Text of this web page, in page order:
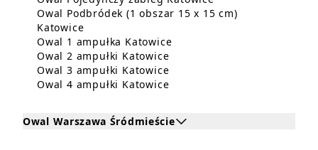
Owal Podbródek (1 obszar 15 x 15 cm)
KatowiceDowiedz się więcej o Owal Podbródek (1
Owal 1 ampułka KatowiceDowiedz się więcej o Owal
Owal 2 ampułki KatowiceDowiedz się więcej o Owal
Owal 3 ampułki KatowiceDowiedz się więcej o Owal
Owal 4 ampułki KatowiceDowiedz się więcej o Owal
Owal Warszawa Śródmieście
Kliknij, aby rozwinąć i zobaczyć zabiegi dla Owal